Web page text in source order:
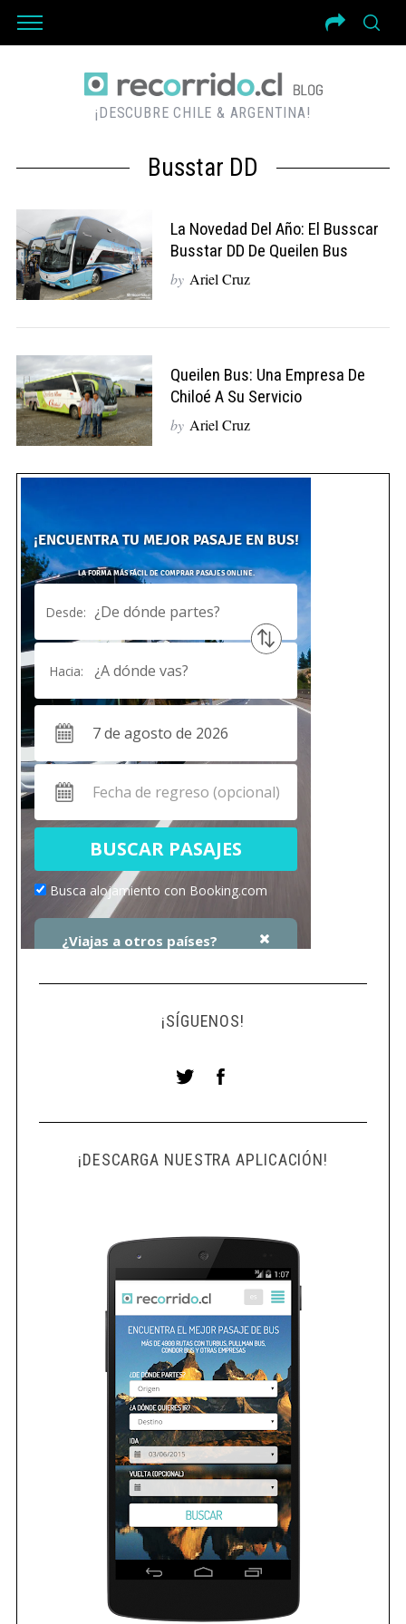
¡DESCUBRE CHILE & ARGENTINA!
Busstar DD
La Novedad Del Año: El Busscar
Busstar DD De Queilen Bus
by Ariel Cruz
Queilen Bus: Una Empresa De
Chiloé A Su Servicio
by Ariel Cruz
¡SÍGUENOS!
¡DESCARGA NUESTRA APLICACIÓN!